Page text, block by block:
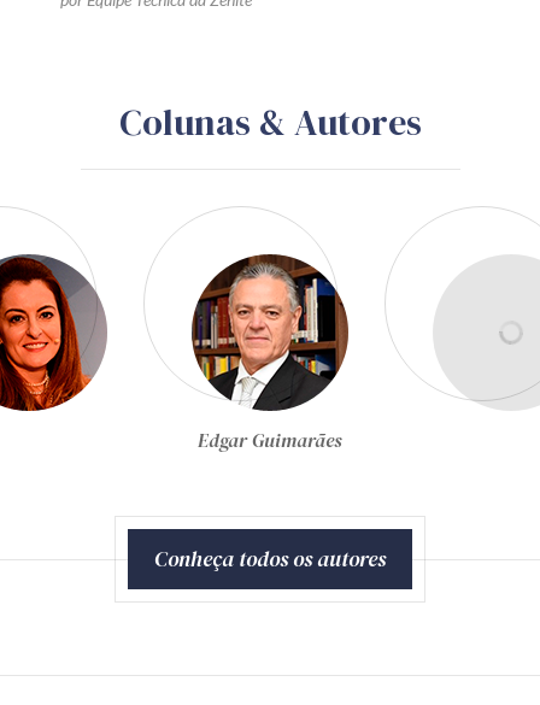
Colunas & Autores
Egon Bockmann Moreira
Conheça todos os autores